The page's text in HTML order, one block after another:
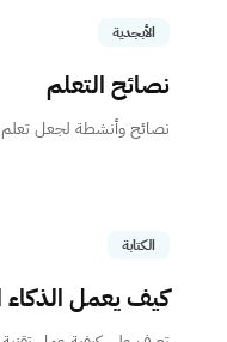
الأبجدية
نصائح التعلم
نصائح وأنشطة لجعل تعلم
الكتابة
كيف يعمل الذكاء